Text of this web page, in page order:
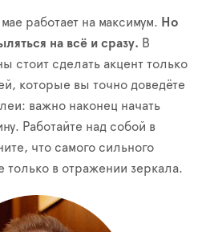
работает на максимум. Но
на всё и сразу. В
стоит сделать акцент только
которые вы точно доведёте
важно наконец начать
Работайте над собой в
что самого сильного
только в отражении зеркала.